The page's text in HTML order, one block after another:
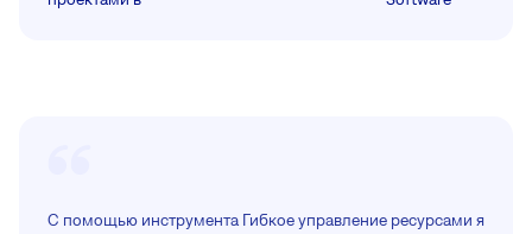
С помощью инструмента Гибкое управление ресурсами я